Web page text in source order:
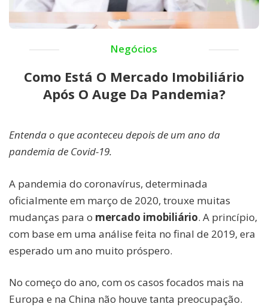
Negócios
Como Está O Mercado Imobiliário
Após O Auge Da Pandemia?
Entenda o que aconteceu depois de um ano da
pandemia de Covid-19.
A pandemia do coronavírus, determinada
oficialmente em março de 2020, trouxe muitas
mudanças para o mercado imobiliário. A princípio,
com base em uma análise feita no final de 2019, era
esperado um ano muito próspero.
No começo do ano, com os casos focados mais na
Europa e na China não houve tanta preocupação.